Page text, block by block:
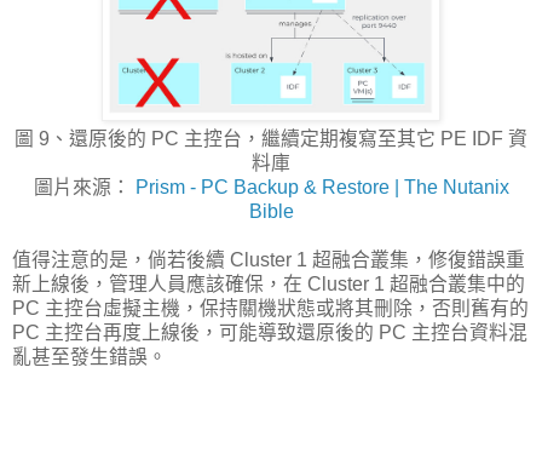
圖 9、還原後的 PC 主控台，繼續定期複寫至其它 PE IDF 資
料庫
圖片來源：
Prism - PC Backup & Restore | The Nutanix
Bible
值得注意的是，倘若後續 Cluster 1 超融合叢集，修復錯誤重
新上線後，管理人員應該確保，在 Cluster 1 超融合叢集中的
PC 主控台虛擬主機，保持關機狀態或將其刪除，否則舊有的
PC 主控台再度上線後，可能導致還原後的 PC 主控台資料混
亂甚至發生錯誤。